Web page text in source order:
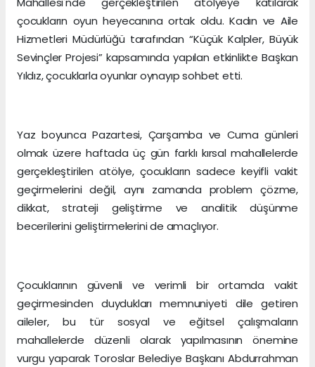
çocukların oyun heyecanına ortak oldu. Kadın ve Aile
Hizmetleri Müdürlüğü tarafından “Küçük Kalpler, Büyük
Sevinçler Projesi” kapsamında yapılan etkinlikte Başkan
Yıldız, çocuklarla oyunlar oynayıp sohbet etti.
Yaz boyunca Pazartesi, Çarşamba ve Cuma günleri
olmak üzere haftada üç gün farklı kırsal mahallelerde
gerçekleştirilen atölye, çocukların sadece keyifli vakit
geçirmelerini değil, aynı zamanda problem çözme,
dikkat, strateji geliştirme ve analitik düşünme
becerilerini geliştirmelerini de amaçlıyor.
Çocuklarının güvenli ve verimli bir ortamda vakit
geçirmesinden duydukları memnuniyeti dile getiren
aileler, bu tür sosyal ve eğitsel çalışmaların
mahallelerde düzenli olarak yapılmasının önemine
vurgu yaparak Toroslar Belediye Başkanı Abdurrahman